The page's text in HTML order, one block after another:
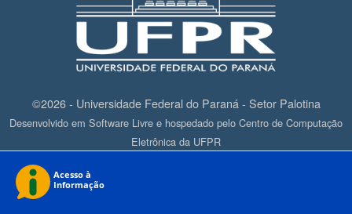
©2026 - Universidade Federal do Paraná - Setor Palotina
Desenvolvido em Software Livre e hospedado pelo Centro de Computação
Eletrônica da UFPR